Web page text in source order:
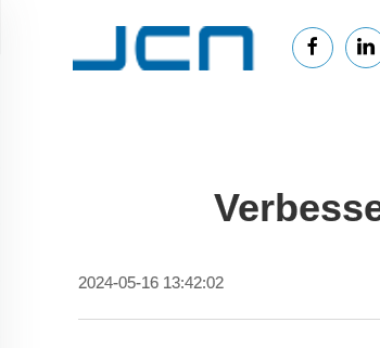
2024-05-16 13:42:02